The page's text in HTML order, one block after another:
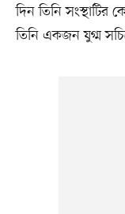
দিন তিনি সংস্থাটির
তিনি একজন যুগ্ম